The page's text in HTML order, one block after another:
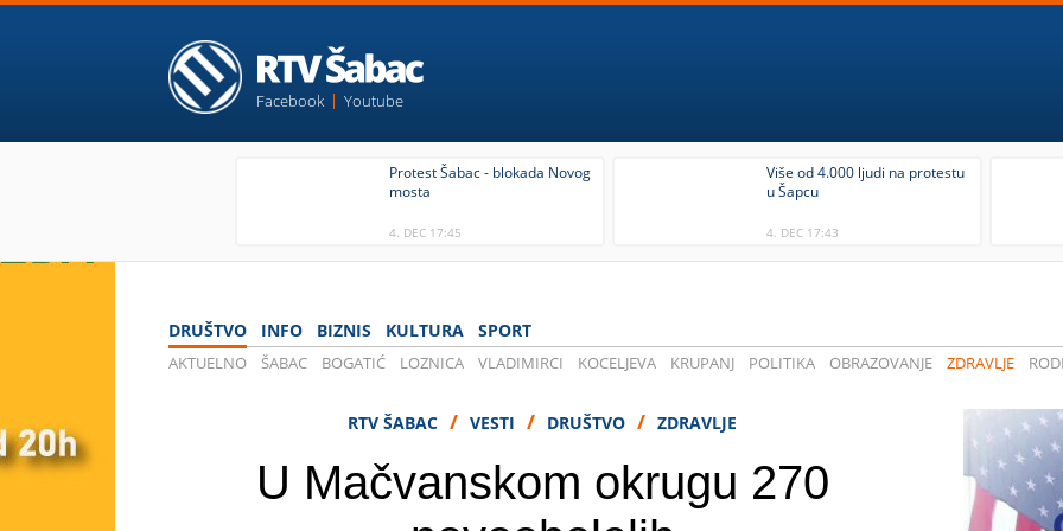
Facebook Youtube
Protest Šabac - blokada Novog
mosta
4. DEC 17:45
Više od 4.000 ljudi na protestu
u Šapcu
4. DEC 17:43
DRUŠTVO INFO BIZNIS KULTURA SPORT
AKTUELNO ŠABAC BOGATIĆ LOZNICA VLADIMIRCI KOCELJEVA KRUPANJ POLITIKA OBRAZOVANJE ZDRAVLJE
RTV ŠABAC / VESTI / DRUŠTVO / ZDRAVLJE
U Mačvanskom okrugu 270